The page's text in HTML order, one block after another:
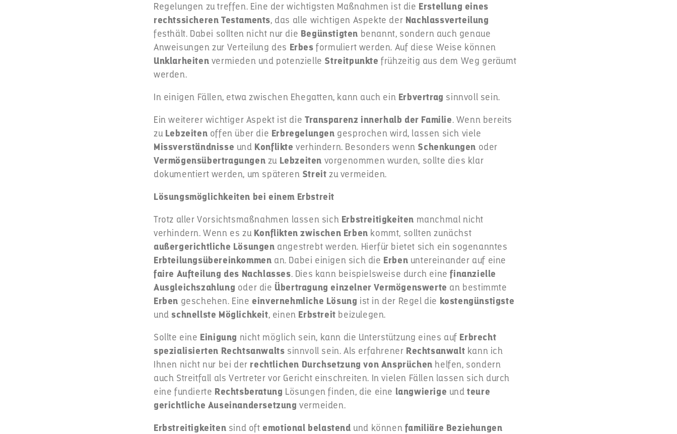
Regelungen zu treffen. Eine der wichtigsten Maßnahmen ist die Erstellung eines
rechtssicheren Testaments, das alle wichtigen Aspekte der Nachlassverteilung
festhält. Dabei sollten nicht nur die Begünstigten benannt, sondern auch genaue
Anweisungen zur Verteilung des Erbes formuliert werden. Auf diese Weise können
Unklarheiten vermieden und potenzielle Streitpunkte frühzeitig aus dem Weg geräumt
werden.
In einigen Fällen, etwa zwischen Ehegatten, kann auch ein Erbvertrag sinnvoll sein.
Ein weiterer wichtiger Aspekt ist die Transparenz innerhalb der Familie. Wenn bereits
zu Lebzeiten offen über die Erbregelungen gesprochen wird, lassen sich viele
Missverständnisse und Konflikte verhindern. Besonders wenn Schenkungen oder
Vermögensübertragungen zu Lebzeiten vorgenommen wurden, sollte dies klar
dokumentiert werden, um späteren Streit zu vermeiden.
Lösungsmöglichkeiten bei einem Erbstreit
Trotz aller Vorsichtsmaßnahmen lassen sich Erbstreitigkeiten manchmal nicht
verhindern. Wenn es zu Konflikten zwischen Erben kommt, sollten zunächst
außergerichtliche Lösungen angestrebt werden. Hierfür bietet sich ein sogenanntes
Erbteilungsübereinkommen an. Dabei einigen sich die Erben untereinander auf eine
faire Aufteilung des Nachlasses. Dies kann beispielsweise durch einefinanzielle
Ausgleichszahlung oder die Übertragung einzelner Vermögenswerte an bestimmte
Erben geschehen. Eine einvernehmliche Lösung ist in der Regel die kostengünstigste
undschnellste Möglichkeit, einen Erbstreit beizulegen.
Sollte eine Einigung nicht möglich sein, kann die Unterstützung eines auf Erbrecht
spezialisierten Rechtsanwalts sinnvoll sein. Als erfahrener Rechtsanwalt kann ich
Ihnen nicht nur bei der rechtlichen Durchsetzung von Ansprüchen helfen, sondern
auch Streitfall als Vertreter vor Gericht einschreiten. In vielen Fällen lassen sich durch
eine fundierte Rechtsberatung Lösungen finden, die eine langwierige undteure
gerichtliche Auseinandersetzung vermeiden.
Erbstreitigkeiten sind oft emotional belastend und können familiäre Beziehungen